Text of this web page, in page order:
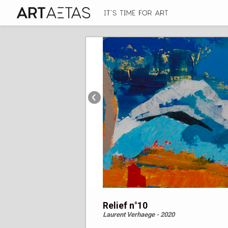
Relief n°10
Laurent Verhaege - 2020